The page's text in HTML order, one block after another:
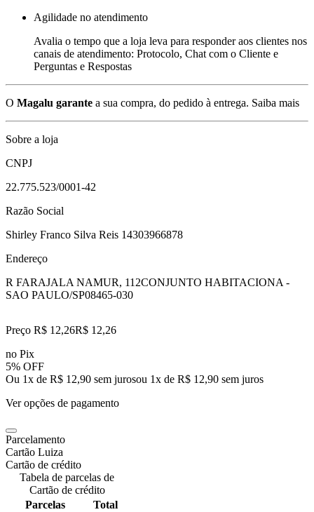
Agilidade no atendimento
Avalia o tempo que a loja leva para responder aos clientes nos
canais de atendimento: Protocolo, Chat com o Cliente e
Perguntas e Respostas
O Magalu garante a sua compra, do pedido à entrega. Saiba mais
Sobre a loja
CNPJ
22.775.523/0001-42
Razão Social
Shirley Franco Silva Reis 14303966878
Endereço
R FARAJALA NAMUR, 112CONJUNTO HABITACIONA -
SAO PAULO/SP08465-030
Preço R$ 12,26R$ 12,26
no Pix
5% OFF
Ou 1x de R$ 12,90 sem jurosou 1x de R$ 12,90 sem juros
Ver opções de pagamento
Parcelamento
Cartão Luiza
Cartão de crédito
Tabela de parcelas de
Cartão de crédito
Parcelas
Total